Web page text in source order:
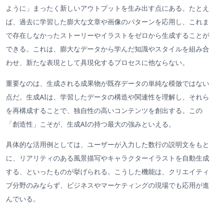
ように」まったく新しいアウトプットを生み出す点にある。たとえ
ば、過去に学習した膨大な文章や画像のパターンを応用し、これま
で存在しなかったストーリーやイラストをゼロから生成することが
できる。これは、膨大なデータから学んだ知識やスタイルを組み合
わせ、新たな表現として具現化するプロセスに他ならない。
重要なのは、生成される成果物が既存データの単純な模倣ではない
点だ。生成AIは、学習したデータの構造や関連性を理解し、それら
を再構成することで、独自性の高いコンテンツを創出する。この
「創造性」こそが、生成AIの持つ最大の強みといえる。
具体的な活用例としては、ユーザーが入力した数行の説明文をもと
に、リアリティのある風景描写やキャラクターイラストを自動生成
する、といったものが挙げられる。こうした機能は、クリエイティ
ブ分野のみならず、ビジネスやマーケティングの現場でも応用が進
んでいる。